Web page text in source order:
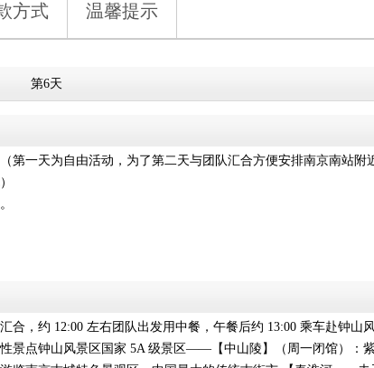
方式 温馨提示
第6天
第一天为自由活动，为了第二天与团队汇合方便安排南京南站附
合，约 12:00 左右团队出发用中餐，午餐后约 13:00 乘车赴钟山
景点钟山风景区国家 5A 级景区——【中山陵】（周一闭馆）：